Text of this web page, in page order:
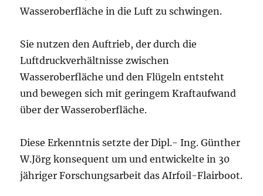
Wasseroberfläche in die Luft zu schwingen.
Sie nutzen den Auftrieb, der durch die
Luftdruckverhältnisse zwischen
Wasseroberfläche und den Flügeln entsteht
und bewegen sich mit geringem Kraftaufwand
über der Wasseroberfläche.
Diese Erkenntnis setzte der Dipl.- Ing. Günther
W.Jörg konsequent um und entwickelte in 30
jähriger Forschungsarbeit das AIrfoil-Flairboot.